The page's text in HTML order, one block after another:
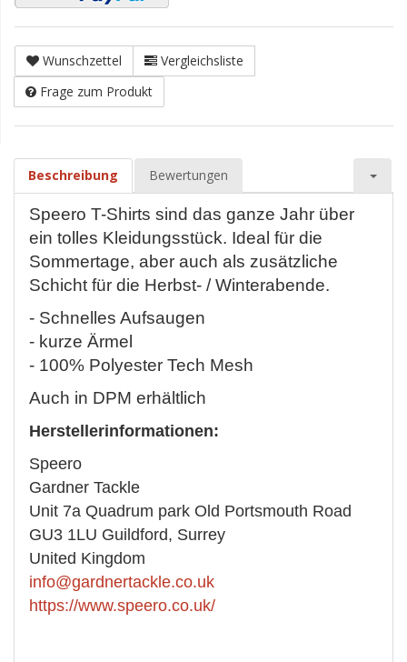
Wunschzettel
Vergleichsliste
Frage zum Produkt
Beschreibung Bewertungen
Speero T-Shirts sind das ganze Jahr über
ein tolles Kleidungsstück. Ideal für die
Sommertage, aber auch als zusätzliche
Schicht für die Herbst- / Winterabende.
- Schnelles Aufsaugen
- kurze Ärmel
- 100% Polyester Tech Mesh
Auch in DPM erhältlich
Herstellerinformationen:
Speero
Gardner Tackle
Unit 7a Quadrum park Old Portsmouth Road
GU3 1LU Guildford, Surrey
United Kingdom
info@gardnertackle.co.uk
https://www.speero.co.uk/